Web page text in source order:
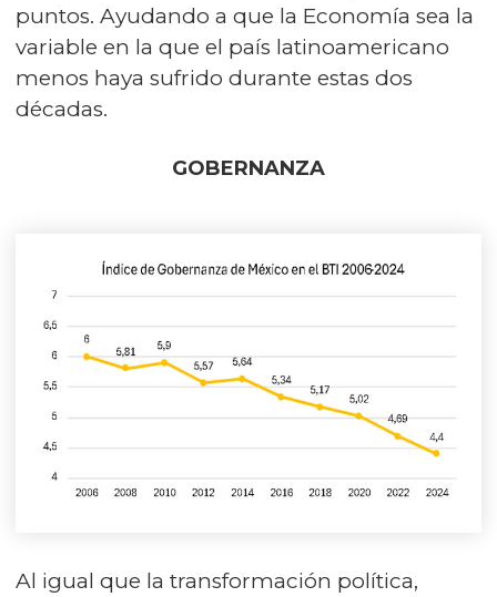
puntos. Ayudando a que la Economía sea la
variable en la que el país latinoamericano
menos haya sufrido durante estas dos
décadas.
GOBERNANZA
Al igual que la transformación política,